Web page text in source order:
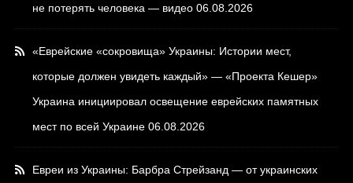
не потерять человека — видео 06.08.2026
«Еврейские «сокровища» Украины: Истории мест,
которые должен увидеть каждый» — «Проекта Кешер»
Украина инициировал освещение еврейских памятных
мест по всей Украине 06.08.2026
Евреи из Украины: Барбра Стрейзанд — от украинских